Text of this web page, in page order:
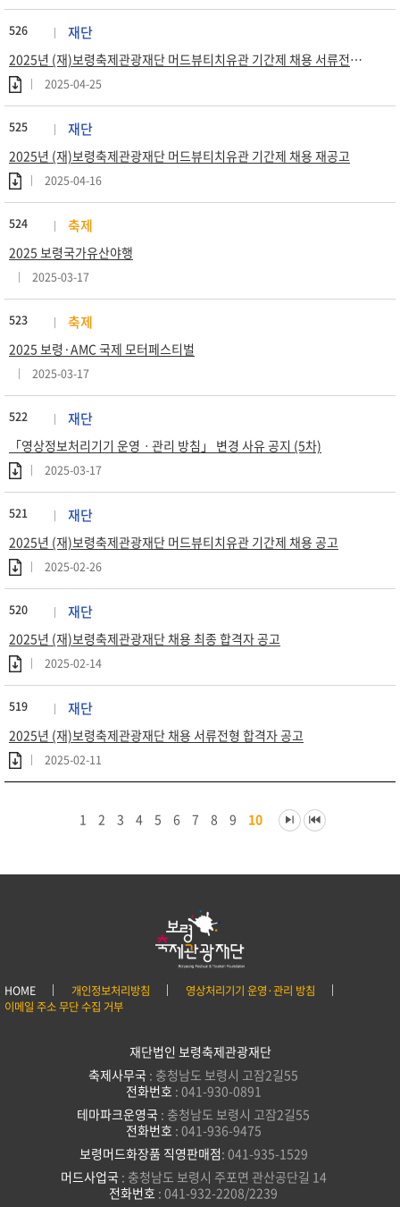
526 재단
2025년 (재)보령축제관광재단 머드뷰티치유관 기간제 채용 서류전형 합격자 공고
2025-04-25
525 재단
2025년 (재)보령축제관광재단 머드뷰티치유관 기간제 채용 재공고
2025-04-16
524 축제
2025 보령국가유산야행
2025-03-17
523 축제
2025 보령·AMC 국제 모터페스티벌
2025-03-17
522 재단
「영상정보처리기기 운영ㆍ관리 방침」 변경 사유 공지 (5차)
2025-03-17
521 재단
2025년 (재)보령축제관광재단 머드뷰티치유관 기간제 채용 공고
2025-02-26
520 재단
2025년 (재)보령축제관광재단 채용 최종 합격자 공고
2025-02-14
519 재단
2025년 (재)보령축제관광재단 채용 서류전형 합격자 공고
2025-02-11
1 2 3 4 5 6 7 8 9 10
HOME 개인정보처리방침
영상처리기기 운영·관리 방침
이메일 주소 무단 수집 거부
재단법인 보령축제관광재단
축제사무국 : 충청남도 보령시 고잠2길55
전화번호 : 041-930-0891
테마파크운영국 : 충청남도 보령시 고잠2길55
전화번호 : 041-936-9475
보령머드화장품 직영판매점: 041-935-1529
머드사업국 : 충청남도 보령시 주포면 관산공단길 14
전화번호 : 041-932-2208/2239